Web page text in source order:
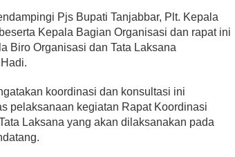
Pjs Bupati Tanjabbar, Plt. Kepala
Kepala Bagian Organisasi dan rapat ini
Biro Organisasi dan Tata Laksana
koordinasi dan konsultasi ini
pelaksanaan kegiatan Rapat Koordinasi
Laksana yang akan dilaksanakan pada